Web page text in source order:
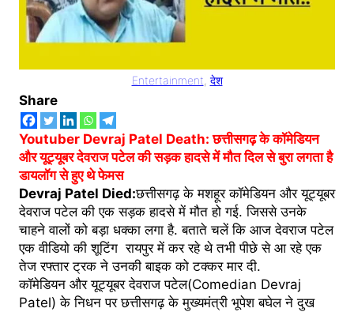
Entertainment देश
Share
Youtuber Devraj Patel Death: छत्तीसगढ़ के कॉमेडियन
और यूट्यूबर देवराज पटेल की सड़क हादसे में मौत दिल से बुरा लगता है
डायलॉग से हुए थे फेमस
Devraj Patel Died:छत्तीसगढ़ के मशहूर कॉमेडियन और यूट्यूबर
देवराज पटेल की एक सड़क हादसे में मौत हो गई. जिससे उनके
चाहने वालों को बड़ा धक्का लगा है. बताते चलें कि आज देवराज पटेल
एक वीडियो की शूटिंग रायपुर में कर रहे थे तभी पीछे से आ रहे एक
तेज रफ्तार ट्रक ने उनकी बाइक को टक्कर मार दी.
कॉमेडियन और यूट्यूबर देवराज पटेल(Comedian Devraj
Patel) के निधन पर छत्तीसगढ़ के मुख्यमंत्री भूपेश बघेल ने दुख